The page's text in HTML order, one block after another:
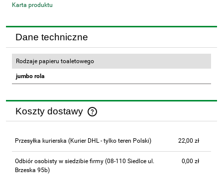
Karta produktu
Dane techniczne
Rodzaje papieru toaletowego
jumbo rola
Koszty dostawy
Cena nie zawiera ewentualnych kosztów płatności
Przesyłka kurierska (Kurier DHL - tylko teren Polski) 22,00 zł
Odbiór osobisty w siedzibie firmy (08-110 Siedlce ul.
Brzeska 95b)
0,00 zł